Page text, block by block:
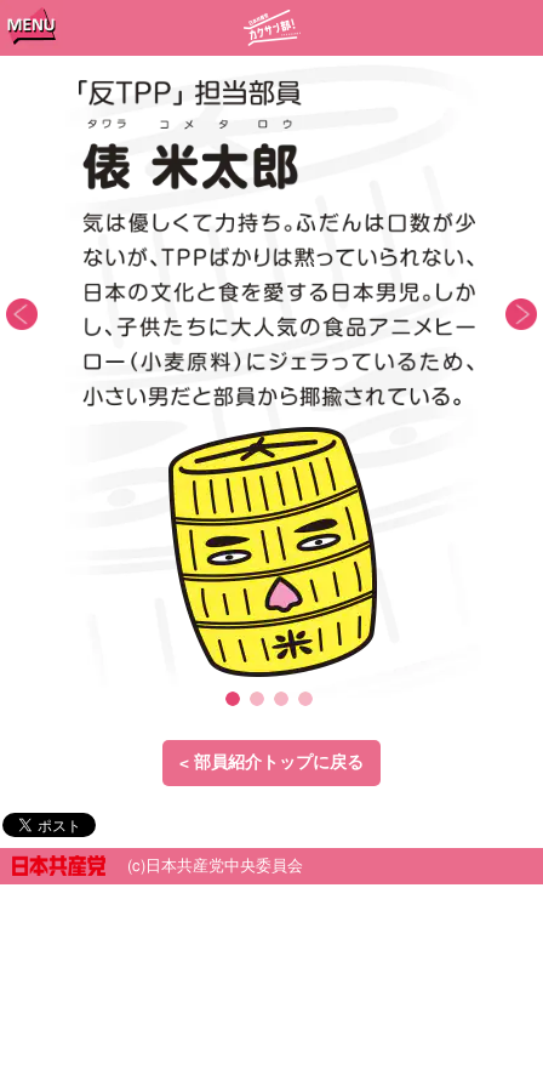
< 部員紹介トップに戻る
(c)日本共産党中央委員会